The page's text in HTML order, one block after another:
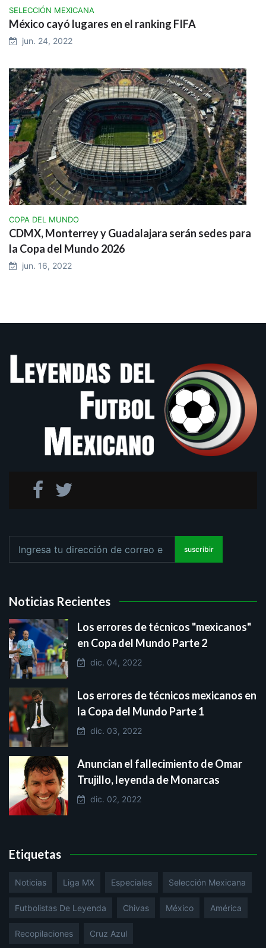
SELECCIÓN MEXICANA
México cayó lugares en el ranking FIFA
jun. 24, 2022
COPA DEL MUNDO
CDMX, Monterrey y Guadalajara serán sedes para
la Copa del Mundo 2026
jun. 16, 2022
suscribir
Noticias Recientes
Los errores de técnicos "mexicanos"
en Copa del Mundo Parte 2
dic. 04, 2022
Los errores de técnicos mexicanos en
la Copa del Mundo Parte 1
dic. 03, 2022
Anuncian el fallecimiento de Omar
Trujillo, leyenda de Monarcas
dic. 02, 2022
Etiquetas
Noticias Liga MX Especiales Selección Mexicana
Futbolistas De Leyenda Chivas México América
Recopilaciones Cruz Azul